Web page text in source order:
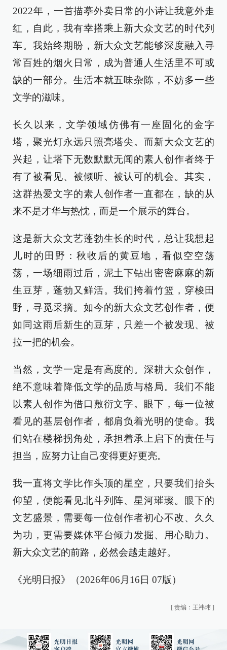
2022年，一首描摹外卖日常的小诗让我意外走
红，自此，我有幸搭乘上新大众文艺的时代列
车。我始终期盼，新大众文艺能够深度融入寻
常百姓的烟火日常，成为普通人生活里不可或
缺的一部分。生活本就五味杂陈，不妨多一些
文学的滋味。
长久以来，文学领域仿佛有一座固化的金字
塔，聚光灯永远只照亮塔尖。而新大众文艺的
兴起，让塔下无数默默无闻的素人创作者终于
有了被看见、被倾听、被认可的机会。其实，
这群热爱文字的素人创作者一直都在，缺的从
来不是才华与热忱，而是一个展示的舞台。
这是新大众文艺蓬勃生长的时代，总让我想起
儿时的田野：秋收后的黄豆地，看似空空荡
荡，一场细雨过后，泥土下钻出密密麻麻的新
生豆芽，蓬勃又鲜活。我们挎着竹篮，穿梭田
野，寻觅采摘。如今的新大众文艺创作者，便
如同这雨后新生的豆芽，只差一个被发现、被
拉一把的机会。
当然，文学一定是有高度的。深耕大众创作，
绝不意味着降低文学的品质与格局。我们不能
以素人创作为借口敷衍文字。眼下，每一位被
看见的基层创作者，都肩负着光明的使命。我
们站在楼梯拐角处，承担着承上启下的责任与
担当，应努力让自己变得更好更亮。
我一直将文学比作头顶的星空，只要我们抬头
仰望，便能看见北斗列阵、星河璀璨。眼下的
文艺盛景，需要每一位创作者初心不改、久久
为功，更需要媒体平台倾力发掘、用心助力。
新大众文艺的前路，必然会越走越好。
《光明日报》（2026年06月16日 07版）
[ 责编：王祎玮 ]